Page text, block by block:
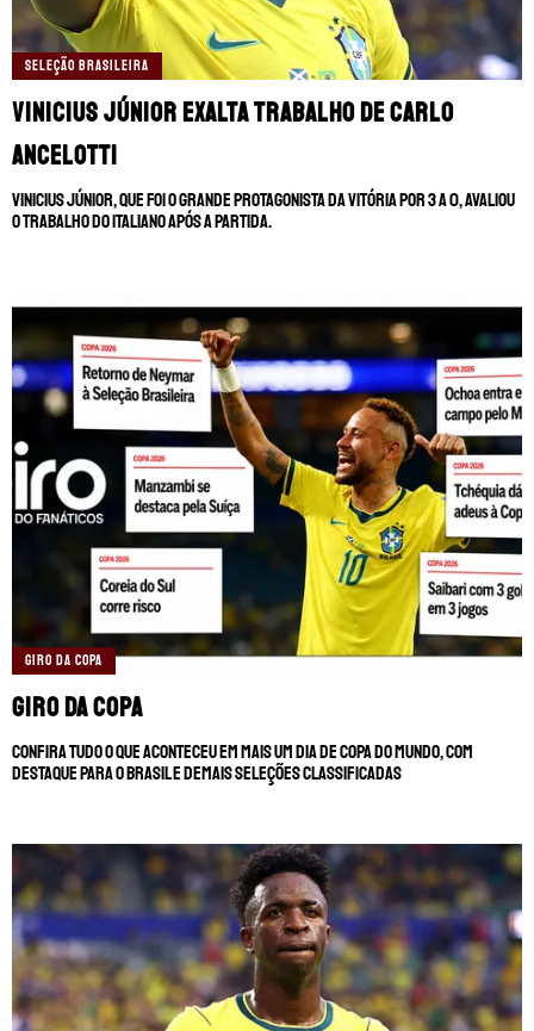
SELEÇÃO BRASILEIRA
Vinicius Júnior exalta trabalho de Carlo
Ancelotti
Vinicius Júnior, que foi o grande protagonista da vitória por 3 a 0, avaliou
o trabalho do italiano após a partida.
GIRO DA COPA
Giro da Copa
Confira tudo o que aconteceu em mais um dia de Copa do Mundo, com
destaque para o Brasil e demais seleções classificadas